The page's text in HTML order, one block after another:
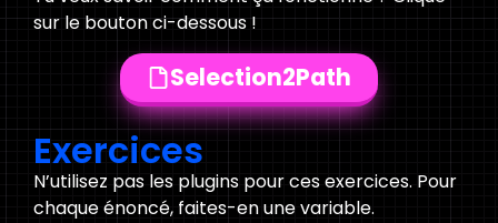
sur le bouton ci-dessous !
Selection2Path
Exercices
N’utilisez pas les plugins pour ces exercices. Pour
chaque énoncé, faites-en une variable.